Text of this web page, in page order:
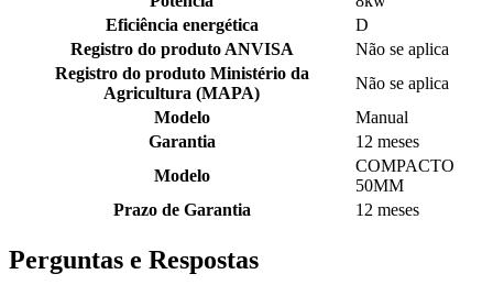
Eficiência energética
D
Registro do produto ANVISA
Não se aplica
Registro do produto Ministério da
Agricultura (MAPA)
Não se aplica
Modelo
Manual
Garantia
12 meses
Modelo
COMPACTO
50MM
Prazo de Garantia
12 meses
Perguntas e Respostas